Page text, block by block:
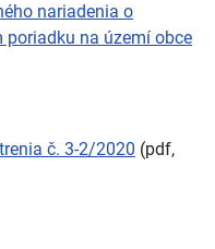
nariadenia o
na území obce
č. 3-2/2020 (pdf,